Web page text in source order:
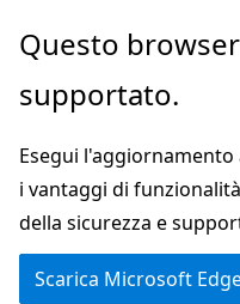
Ignora
passa
contenuto
principale
Questo
supportato.
Esegui
i vantaggi di
della sicurezza e
Scarica Microsoft